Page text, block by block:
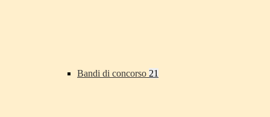
Bandi di concorso 21